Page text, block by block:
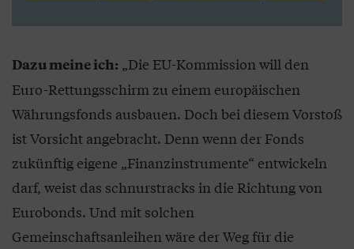
Dazu meine ich: „Die EU-Kommission will den
Euro-Rettungsschirm zu einem europäischen
Währungsfonds ausbauen. Doch bei diesem Vorstoß
ist Vorsicht angebracht. Denn wenn der Fonds
zukünftig eigene „Finanzinstrumente“ entwickeln
darf, weist das schnurstracks in die Richtung von
Eurobonds. Und mit solchen
Gemeinschaftsanleihen wäre der Weg für die